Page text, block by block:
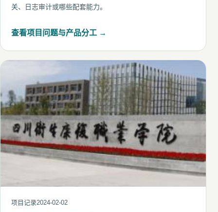
关、日志审计或哪些配套能力。
查看项目问题与产品分工 →
项目记录2024-02-02